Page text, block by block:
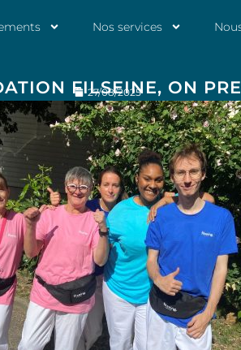
Nos services
FILSEINE, ON
27/08/2025